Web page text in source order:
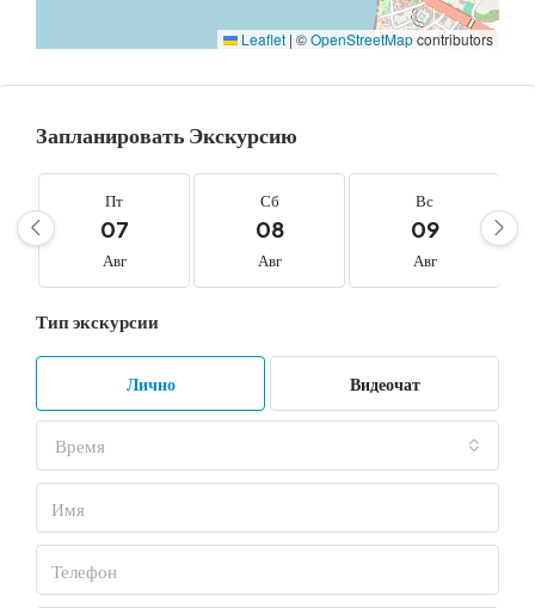
Leaflet | ©OpenStreetMapcontributors
Запланировать Экскурсию
Пт
07
Авг
Сб
08
Авг
Вс
09
Авг
Тип экскурсии
Лично Видеочат
Время